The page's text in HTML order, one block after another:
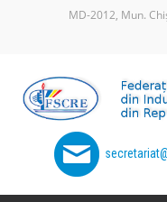
MD-2012, Mun.